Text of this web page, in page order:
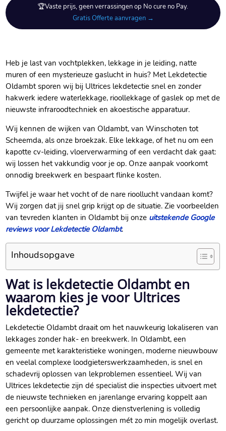
🏆Vaste prijs, geen verrassingen op No cure no Pay.
Gratis Offerte aanvragen →
Heb je last van vochtplekken, lekkage in je leiding, natte
muren of een mysterieuze gaslucht in huis? Met Lekdetectie
Oldambt sporen wij bij Ultrices lekdetectie snel en zonder
hakwerk iedere waterlekkage, rioollekkage of gaslek op met de
nieuwste infraroodtechniek en akoestische apparatuur.
Wij kennen de wijken van Oldambt, van Winschoten tot
Scheemda, als onze broekzak. Elke lekkage, of het nu om een
kapotte cv-leiding, vloerverwarming of een verdacht dak gaat:
wij lossen het vakkundig voor je op. Onze aanpak voorkomt
onnodig breekwerk en bespaart flinke kosten.
Twijfel je waar het vocht of de nare rioollucht vandaan komt?
Wij zorgen dat jij snel grip krijgt op de situatie. Zie voorbeelden
van tevreden klanten in Oldambt bij onze uitstekende Google
reviews voor Lekdetectie Oldambt.
Inhoudsopgave
Wat is lekdetectie Oldambt en
waarom kies je voor Ultrices
lekdetectie?
Lekdetectie Oldambt draait om het nauwkeurig lokaliseren van
lekkages zonder hak- en breekwerk. In Oldambt, een
gemeente met karakteristieke woningen, moderne nieuwbouw
en veelal complexe loodgieterswerkzaamheden, is snel en
schadevrij oplossen van lekproblemen essentieel. Wij van
Ultrices lekdetectie zijn dé specialist die inspecties uitvoert met
de nieuwste technieken en jarenlange ervaring koppelt aan
een persoonlijke aanpak. Onze dienstverlening is volledig
gericht op duurzame oplossingen mét zo min mogelijk overlast.